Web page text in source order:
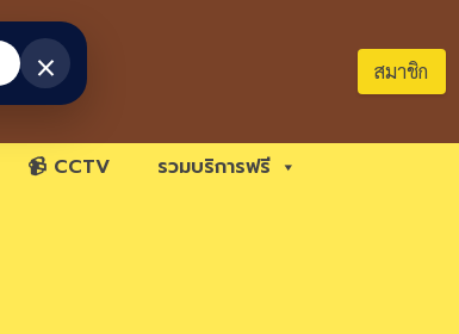
สมาชิก
📹 CCTV รวมบริการฟรี
×